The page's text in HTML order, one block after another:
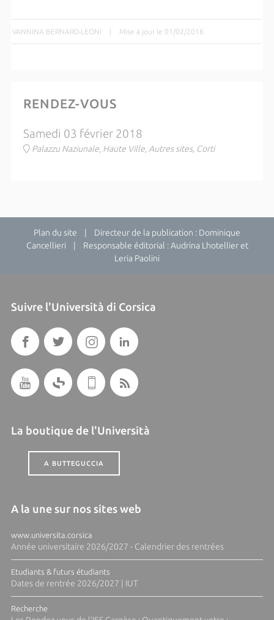
VANNINA BERNARD-LEONI | Mise à jour le 01/02/2018
RENDEZ-VOUS
Samedi 03 février 2018
Palazzu Naziunale, Haute Ville, Autres sites, Corti
Plan du site | Directeur de la publication : Dominique
Cancellieri | Responsable éditorial : Audrina Lhotellier et
Leria Paolini
Suivre l'Università di Corsica
La boutique de l'Università
A BUTTEGUCCIA
A la une sur nos sites web
www.universita.corsica
Année universitaire 2026/2027 - Calendrier des rentrées
Etudiants & futurs étudiants
Dates de rentrée 2026/2027 | IUT
Recherche